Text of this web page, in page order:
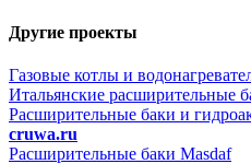
Другие проекты
Газовые котлы и
Итальянские расширительные
Расширительные баки и
cruwa.ru
Расширительные баки Masdaf